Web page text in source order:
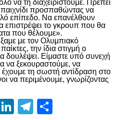
να τη διαχειριστούμε. Πρέπει
παιχνίδι προσπαθώντας να
επίπεδο. Να επανέλθουν
επιστρέψει το γκρουπ που θα
που θέλουμε».
με τον Ολυμπιακό
την ίδια στιγμή ο
δουλέψει. Είμαστε υπό συνεχή
να ξεκουραστούμε, να
τη σωστή αντίδραση στο
να περιμένουμε, γνωρίζοντας
LinkedIn
Telegram